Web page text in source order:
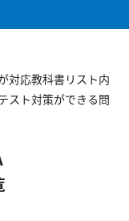
対応教科書リスト内
スト対策ができる問